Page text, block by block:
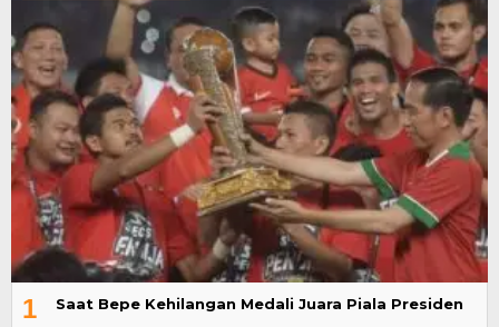
1 Saat Bepe Kehilangan Medali Juara Piala Presiden